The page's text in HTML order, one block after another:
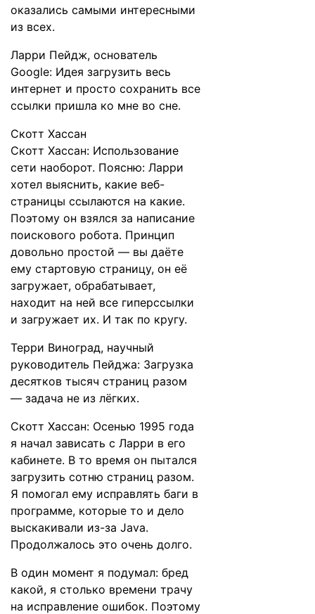
оказались самыми интересными
из всех.
Ларри Пейдж, основатель
Google: Идея загрузить весь
интернет и просто сохранить все
ссылки пришла ко мне во сне.
Скотт Хассан
Скотт Хассан: Использование
сети наоборот. Поясню: Ларри
хотел выяснить, какие веб-
страницы ссылаются на какие.
Поэтому он взялся за написание
поискового робота. Принцип
довольно простой — вы даёте
ему стартовую страницу, он её
загружает, обрабатывает,
находит на ней все гиперссылки
и загружает их. И так по кругу.
Терри Виноград, научный
руководитель Пейджа: Загрузка
десятков тысяч страниц разом
— задача не из лёгких.
Скотт Хассан: Осенью 1995 года
я начал зависать с Ларри в его
кабинете. В то время он пытался
загрузить сотню страниц разом.
Я помогал ему исправлять баги в
программе, которые то и дело
выскакивали из-за Java.
Продолжалось это очень долго.
В один момент я подумал: бред
какой, я столько времени трачу
на исправление ошибок. Поэтому